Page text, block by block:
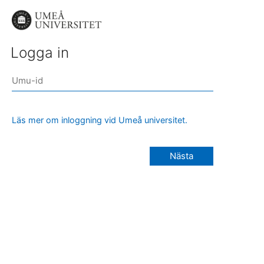
Logga in
Läs mer om inloggning vid Umeå universitet.
Nästa